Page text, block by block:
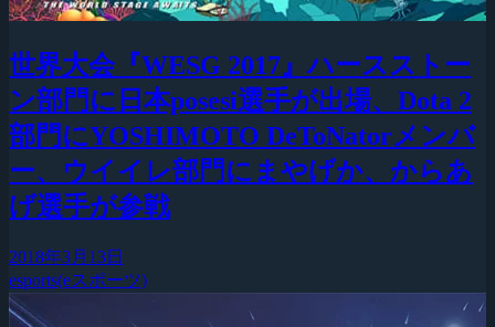
世界大会『WESG 2017』ハースストー
ン部門に日本posesi選手が出場、Dota 2
部門にYOSHIMOTO DeToNatorメンバ
ー、ウイイレ部門にまやげか、からあ
げ選手が参戦
2018年3月13日
esports(eスポーツ)